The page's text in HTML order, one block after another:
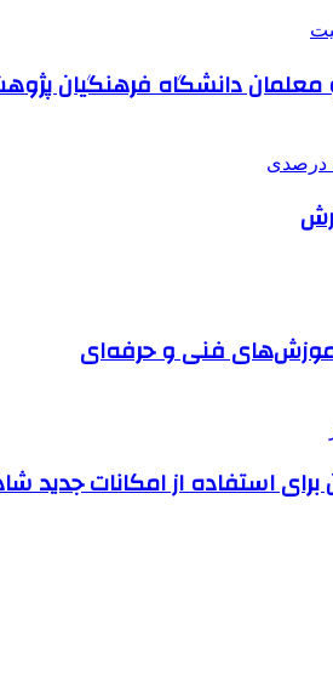
دانشگاه فرهنگیان پژوهش
استفاده از امکانات جدید